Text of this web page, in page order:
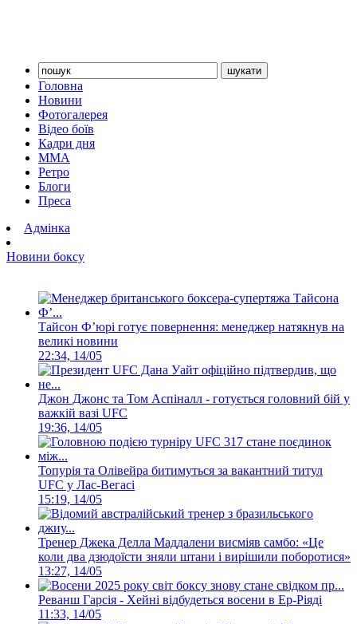
Головна
Новини
Фотогалерея
Відео боїв
Кадри дня
ММА
Ретро
Блоги
Преса
Адмінка
Новини боксу
Тайсон Ф’юрі готує повернення: менеджер натякнув на
великі новини
22:34, 14/05
Джон Джонс та Том Аспіналл - готується головний бій у
важкій вазі UFC
19:36, 14/05
Топурія та Олівейра битимуться за вакантний титул
UFC у Лас-Вегасі
15:19, 14/05
Тренер Джека Делла Маддалени висміяв самбо: «Це
коли два дзюдоїсти зняли штани і вирішили поборотися»
13:27, 14/05
Реванш Гарсія - Хейні відбудеться восени в Ер-Ріяді
11:33, 14/05